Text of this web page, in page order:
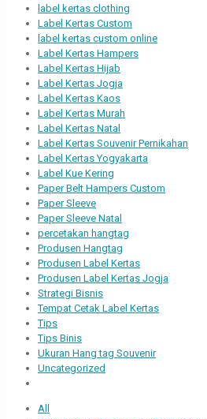
label kertas clothing
Label Kertas Custom
label kertas custom online
Label Kertas Hampers
Label Kertas Hijab
Label Kertas Jogja
Label Kertas Kaos
Label Kertas Murah
Label Kertas Natal
Label Kertas Souvenir Pernikahan
Label Kertas Yogyakarta
Label Kue Kering
Paper Belt Hampers Custom
Paper Sleeve
Paper Sleeve Natal
percetakan hangtag
Produsen Hangtag
Produsen Label Kertas
Produsen Label Kertas Jogja
Strategi Bisnis
Tempat Cetak Label Kertas
Tips
Tips Binis
Ukuran Hang tag Souvenir
Uncategorized
All